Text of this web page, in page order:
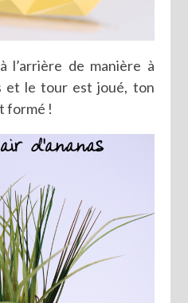
l’arrière de manière à
et le tour est joué, ton
formé !